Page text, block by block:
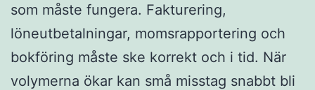
som måste fungera. Fakturering,
löneutbetalningar, momsrapportering och
bokföring måste ske korrekt och i tid. När
volymerna ökar kan små misstag snabbt bli